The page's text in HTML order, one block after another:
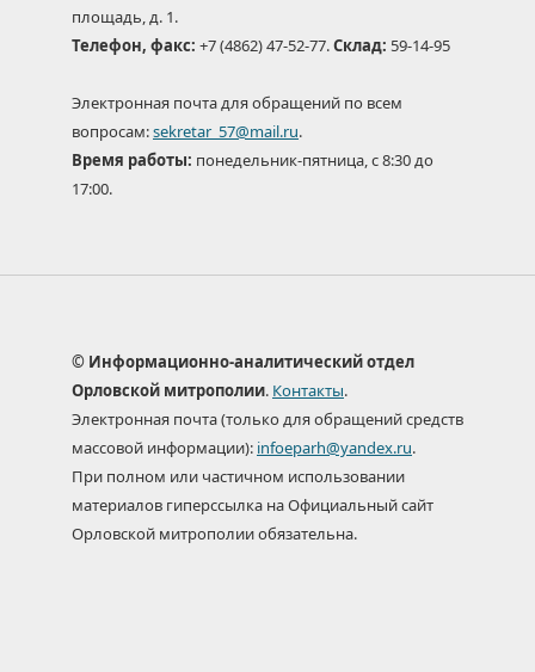
площадь, д. 1.
Телефон, факс: +7 (4862) 47-52-77.Склад: 59-14-95
Электронная почта для обращений по всем
вопросам:sekretar_57@mail.ru.
Время работы: понедельник-пятница, с 8:30 до
17:00.
© Информационно-аналитический отдел
Орловской митрополии. Контакты.
Электронная почта (только для обращений средств
массовой информации): infoeparh@yandex.ru.
При полном или частичном использовании
материалов гиперссылка на Официальный сайт
Орловской митрополии обязательна.